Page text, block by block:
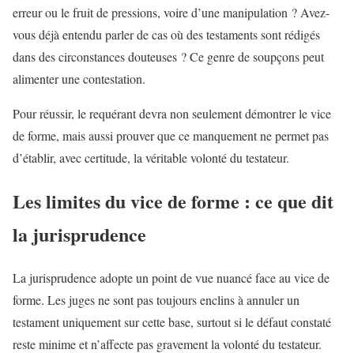
erreur ou le fruit de pressions, voire d’une manipulation ? Avez-
vous déjà entendu parler de cas où des testaments sont rédigés
dans des circonstances douteuses ? Ce genre de soupçons peut
alimenter une contestation.
Pour réussir, le requérant devra non seulement démontrer le vice
de forme, mais aussi prouver que ce manquement ne permet pas
d’établir, avec certitude, la véritable volonté du testateur.
Les limites du vice de forme : ce que dit
la jurisprudence
La jurisprudence adopte un point de vue nuancé face au vice de
forme. Les juges ne sont pas toujours enclins à annuler un
testament uniquement sur cette base, surtout si le défaut constaté
reste minime et n’affecte pas gravement la volonté du testateur.